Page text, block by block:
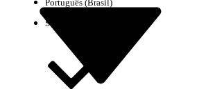
Português (Brasil)
Suomi